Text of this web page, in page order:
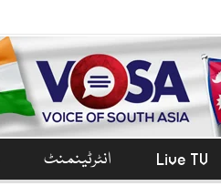
Live TV انٹرٹینمنٹ